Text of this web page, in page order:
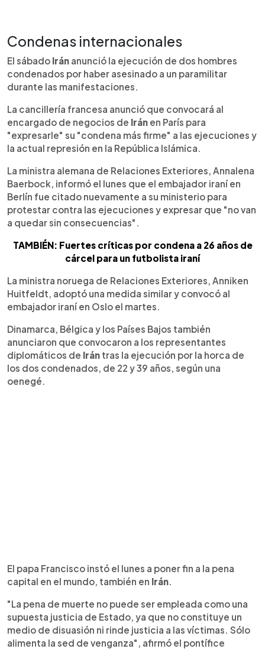
Condenas internacionales
El sábado Irán anunció la ejecución de dos hombres
condenados por haber asesinado a un paramilitar
durante las manifestaciones.
La cancillería francesa anunció que convocará al
encargado de negocios de Irán en París para
"expresarle" su "condena más firme" a las ejecuciones y
la actual represión en la República Islámica.
La ministra alemana de Relaciones Exteriores, Annalena
Baerbock, informó el lunes que el embajador iraní en
Berlín fue citado nuevamente a su ministerio para
protestar contra las ejecuciones y expresar que "no van
a quedar sin consecuencias".
TAMBIÉN: Fuertes críticas por condena a 26 años de
cárcel para un futbolista iraní
La ministra noruega de Relaciones Exteriores, Anniken
Huitfeldt, adoptó una medida similar y convocó al
embajador iraní en Oslo el martes.
Dinamarca, Bélgica y los Países Bajos también
anunciaron que convocaron a los representantes
diplomáticos de Irán tras la ejecución por la horca de
los dos condenados, de 22 y 39 años, según una
oenegé.
El papa Francisco instó el lunes a poner fin a la pena
capital en el mundo, también en Irán
"La pena de muerte no puede ser empleada como una
supuesta justicia de Estado, ya que no constituye un
medio de disuasión ni rinde justicia a las víctimas. Sólo
alimenta la sed de venganza", afirmó el pontífice